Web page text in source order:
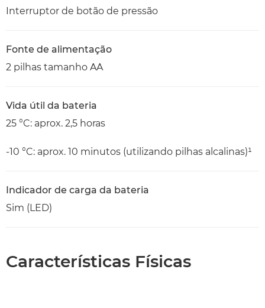
Interruptor de botão de pressão
Fonte de alimentação
2 pilhas tamanho AA
Vida útil da bateria
25 °C: aprox. 2,5 horas
-10 °C: aprox. 10 minutos (utilizando pilhas alcalinas)¹
Indicador de carga da bateria
Sim (LED)
Características Físicas